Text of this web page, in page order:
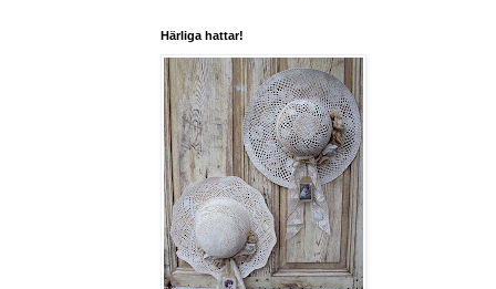
Härliga hattar!